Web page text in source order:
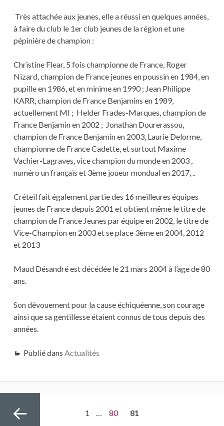
Très attachée aux jeunes, elle a réussi en quelques années,
à faire du club le 1er club jeunes de la région et une
pépinière de champion :
Christine Flear, 5 fois championne de France, Roger
Nizard, champion de France jeunes en poussin en 1984, en
pupille en 1986, et en minime en 1990 ; Jean Philippe
KARR, champion de France Benjamins en 1989,
actuellement MI ; Helder Frades-Marques, champion de
France Benjamin en 2002 ; Jonathan Dourerassou,
champion de France Benjamin en 2003, Laurie Delorme,
championne de France Cadette, et surtout Maxime
Vachier-Lagraves, vice champion du monde en 2003 ,
numéro un français et 3ème joueur mondual en 2017, ..
Créteil fait également partie des 16 meilleures équipes
jeunes de France depuis 2001 et obtient même le titre de
champion de France Jeunes par équipe en 2002, le titre de
Vice-Champion en 2003 et se place 3ème en 2004, 2012
et 2013
Maud Désandré est décédée le 21 mars 2004 à l’age de 80
ans.
Son dévouement pour la cause échiquéenne, son courage
ainsi que sa gentillesse étaient connus de tous depuis des
années.
Publié dans Actualités
des
Page
1 … Page
80 PAGE
81